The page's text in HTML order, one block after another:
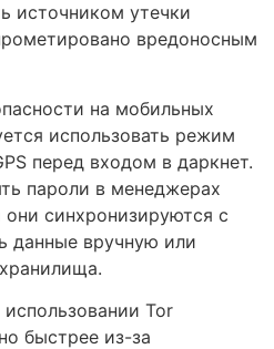
источником утечки
вредоносным
на мобильных
использовать режим
перед входом в даркнет.
пароли в менеджерах
синхронизируются с
данные вручную или
Tor
быстрее из-за